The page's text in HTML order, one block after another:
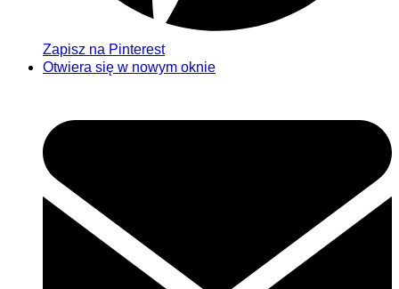
Zapisz na Pinterest
Otwiera się w nowym oknie